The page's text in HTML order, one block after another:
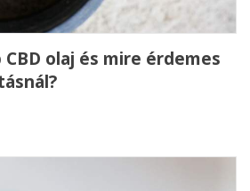
olaj és mire érdemes